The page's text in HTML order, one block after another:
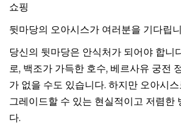
쇼핑
뒷마당의 오아시스가 여러분을 기다립
당신의 뒷마당은 안식처가 되어야 합니
로, 백조가 가득한 호수, 베르사유 궁전
가 없을 수도 있습니다. 하지만 오아시
그레이드할 수 있는 현실적이고 저렴한
다.